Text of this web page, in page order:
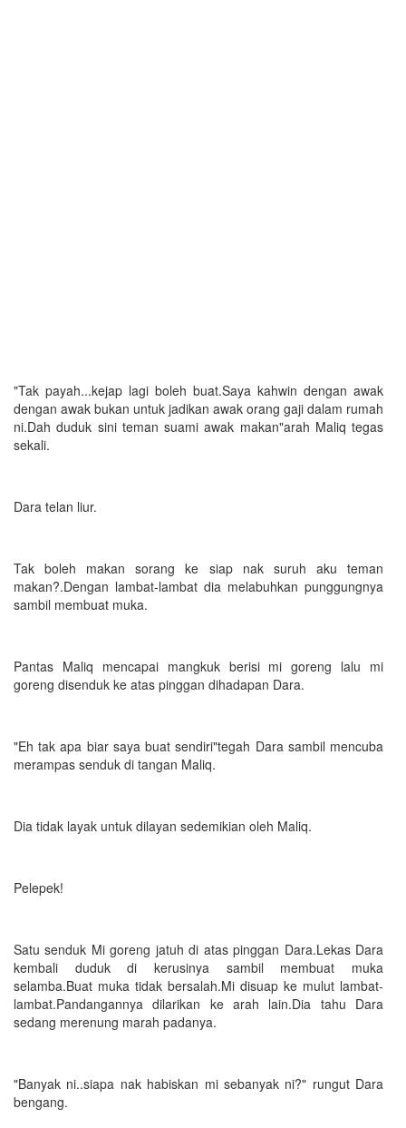
"Tak payah...kejap lagi boleh buat.Saya kahwin dengan awak
dengan awak bukan untuk jadikan awak orang gaji dalam rumah
ni.Dah duduk sini teman suami awak makan"arah Maliq tegas
sekali.
Dara telan liur.
Tak boleh makan sorang ke siap nak suruh aku teman
makan?.Dengan lambat-lambat dia melabuhkan punggungnya
sambil membuat muka.
Pantas Maliq mencapai mangkuk berisi mi goreng lalu mi
goreng disenduk ke atas pinggan dihadapan Dara.
"Eh tak apa biar saya buat sendiri"tegah Dara sambil mencuba
merampas senduk di tangan Maliq.
Dia tidak layak untuk dilayan sedemikian oleh Maliq.
Pelepek!
Satu senduk Mi goreng jatuh di atas pinggan Dara.Lekas Dara
kembali duduk di kerusinya sambil membuat muka
selamba.Buat muka tidak bersalah.Mi disuap ke mulut lambat-
lambat.Pandangannya dilarikan ke arah lain.Dia tahu Dara
sedang merenung marah padanya.
"Banyak ni..siapa nak habiskan mi sebanyak ni?" rungut Dara
bengang.